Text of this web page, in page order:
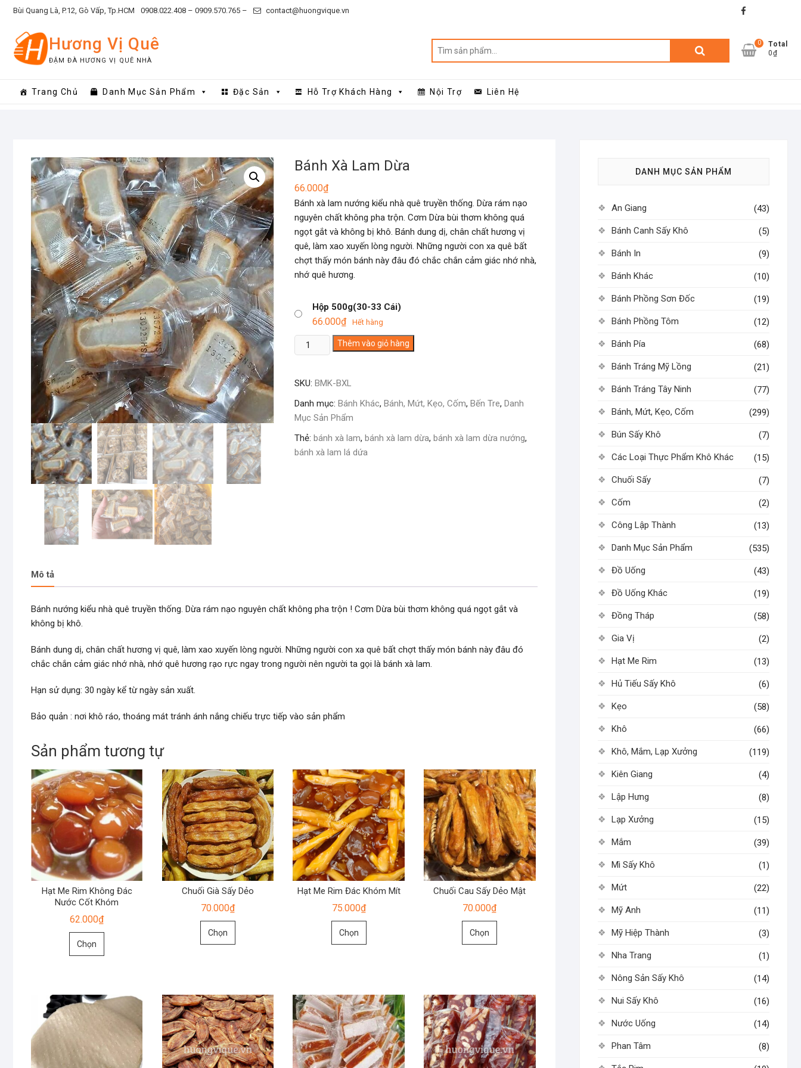
Skip
content
Bùi Quang Là, P.12, Gò Vấp, Tp.HCM 0908.022.408 – 0909.570.765 – contact@huongvique.vn facebook
Hương Vị Quê
ĐẬM ĐÀ HƯƠNG VỊ QUÊ NHÀ
0
Total
0₫
Trang Chủ Danh Mục Sản Phẩm Đặc Sản Hỗ Trợ Khách Hàng Nội Trợ Liên Hệ
Bánh Xà Lam Dừa
66.000₫
Bánh xà lam nướng kiểu nhà quê truyền thống. Dừa rám nạo
nguyên chất không pha trộn. Cơm Dừa bùi thơm không quá
ngọt gắt và không bị khô. Bánh dung dị, chân chất hương vị
quê, làm xao xuyến lòng người. Những người con xa quê bất
chợt thấy món bánh này đâu đó chắc chắn cảm giác nhớ nhà,
nhớ quê hương.
Hộp 500g(30-33 Cái)
66.000₫ Hết hàng
Bánh
Xà
Dừa
số
lượng
Thêm vào giỏ hàng
SKU: BMK-BXL
Danh mục: Bánh Khác, Bánh, Mứt, Kẹo, Cốm, Bến Tre, Danh
Mục Sản Phẩm
Thẻ: bánh xà lam, bánh xà lam dừa, bánh xà lam dừa nướng,
bánh xà lam lá dứa
Mô tả
Bánh nướng kiểu nhà quê truyền thống. Dừa rám nạo nguyên chất không pha trộn ! Cơm Dừa bùi thơm không quá ngọt gắt và
không bị khô.
Bánh dung dị, chân chất hương vị quê, làm xao xuyến lòng người. Những người con xa quê bất chợt thấy món bánh này đâu đó
chắc chắn cảm giác nhớ nhà, nhớ quê hương rạo rực ngay trong người nên người ta gọi là bánh xà lam.
Hạn sử dụng: 30 ngày kể từ ngày sản xuất.
Bảo quản : nơi khô ráo, thoáng mát tránh ánh nắng chiếu trực tiếp vào sản phẩm
Sản phẩm tương tự
Hạt Me Rim Không Đác
Nước Cốt Khóm
62.000₫
Chọn
Sản
nhiều
biến
Các
tùy
chọn
Chuối Già Sấy Dẻo
70.000₫
Chọn
Sản
biến
thể.
Các
tùy
chọn
Hạt Me Rim Đác Khóm Mít
75.000₫
Chọn
Sản
biến
thể.
Các
tùy
chọn
Chuối Cau Sấy Dẻo Mật
70.000₫
Chọn
Sản
biến
thể.
Các
tùy
chọn
DANH MỤC SẢN PHẨM
An Giang (43)
Bánh Canh Sấy Khô (5)
Bánh In (9)
Bánh Khác (10)
Bánh Phồng Sơn Đốc (19)
Bánh Phồng Tôm (12)
Bánh Pía (68)
Bánh Tráng Mỹ Lồng (21)
Bánh Tráng Tây Ninh (77)
Bánh, Mứt, Kẹo, Cốm (299)
Bún Sấy Khô (7)
Các Loại Thực Phẩm Khô Khác (15)
Chuối Sấy (7)
Cốm (2)
Công Lập Thành (13)
Danh Mục Sản Phẩm (535)
Đồ Uống (43)
Đồ Uống Khác (19)
Đồng Tháp (58)
Gia Vị (2)
Hạt Me Rim (13)
Hủ Tiếu Sấy Khô (6)
Kẹo (58)
Khô (66)
Khô, Mắm, Lạp Xưởng (119)
Kiên Giang (4)
Lập Hưng (8)
Lạp Xưởng (15)
Mắm (39)
Mì Sấy Khô (1)
Mứt (22)
Mỹ Anh (11)
Mỹ Hiệp Thành (3)
Nha Trang (1)
Nông Sản Sấy Khô (14)
Nui Sấy Khô (16)
Nước Uống (14)
Phan Tâm (8)